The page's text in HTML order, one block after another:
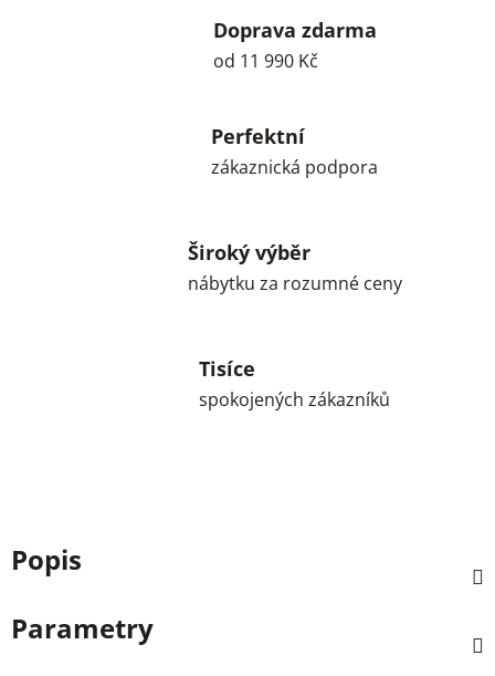
Doprava zdarma
od 11 990 Kč
Perfektní
zákaznická podpora
Široký výběr
nábytku za rozumné ceny
Tisíce
spokojených zákazníků
Popis
Parametry